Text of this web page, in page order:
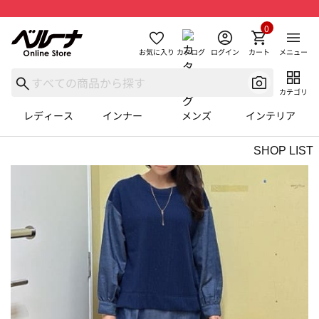
お気に入り カタログ ログイン カート
0
メニュー
カテゴリ
レディース インナー メンズ インテリア
SHOP LIST